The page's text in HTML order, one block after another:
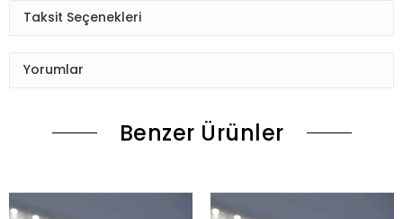
Taksit Seçenekleri
Yorumlar
Benzer Ürünler